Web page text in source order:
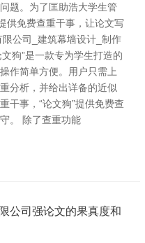
题。为了匡助浩大学生管
供免费查重干事，让论文写
公司_建筑幕墙设计_制作
狗”是一款专为学生打造的
作简单方便。用户只需上
分析，并给出详备的近似
干事，“论文狗”提供免费查
。 除了查重功能
公司强论文的果真度和